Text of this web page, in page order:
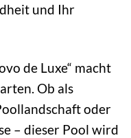
und Ihr
de Luxe“ macht
Ob als
oder
– dieser Pool wird